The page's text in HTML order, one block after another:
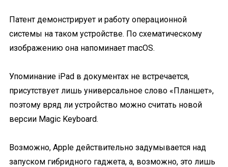
Патент демонстрирует и работу операционной
системы на таком устройстве. По схематическому
изображению она напоминает macOS.
Упоминание iPad в документах не встречается,
присутствует лишь универсальное слово «Планшет»,
поэтому вряд ли устройство можно считать новой
версии Magic Keyboard.
Возможно, Apple действительно задумывается над
запуском гибридного гаджета, а, возможно, это лишь